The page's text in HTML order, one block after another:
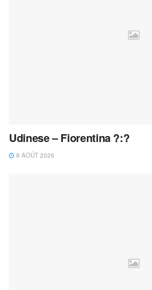
Udinese – Fiorentina ?:?
8 AOÛT 2026